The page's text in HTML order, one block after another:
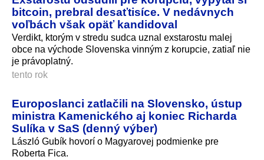
bitcoin, prebral desaťtisíce. V nedávnych
voľbách však opäť kandidoval
Verdikt, ktorým v stredu sudca uznal exstarostu malej
obce na východe Slovenska vinným z korupcie, zatiaľ nie
je právoplatný.
tento rok
Europoslanci zatlačili na Slovensko, ústup
ministra Kamenického aj koniec Richarda
Sulíka v SaS (denný výber)
László Gubík hovorí o Magyarovej podmienke pre
Roberta Fica.